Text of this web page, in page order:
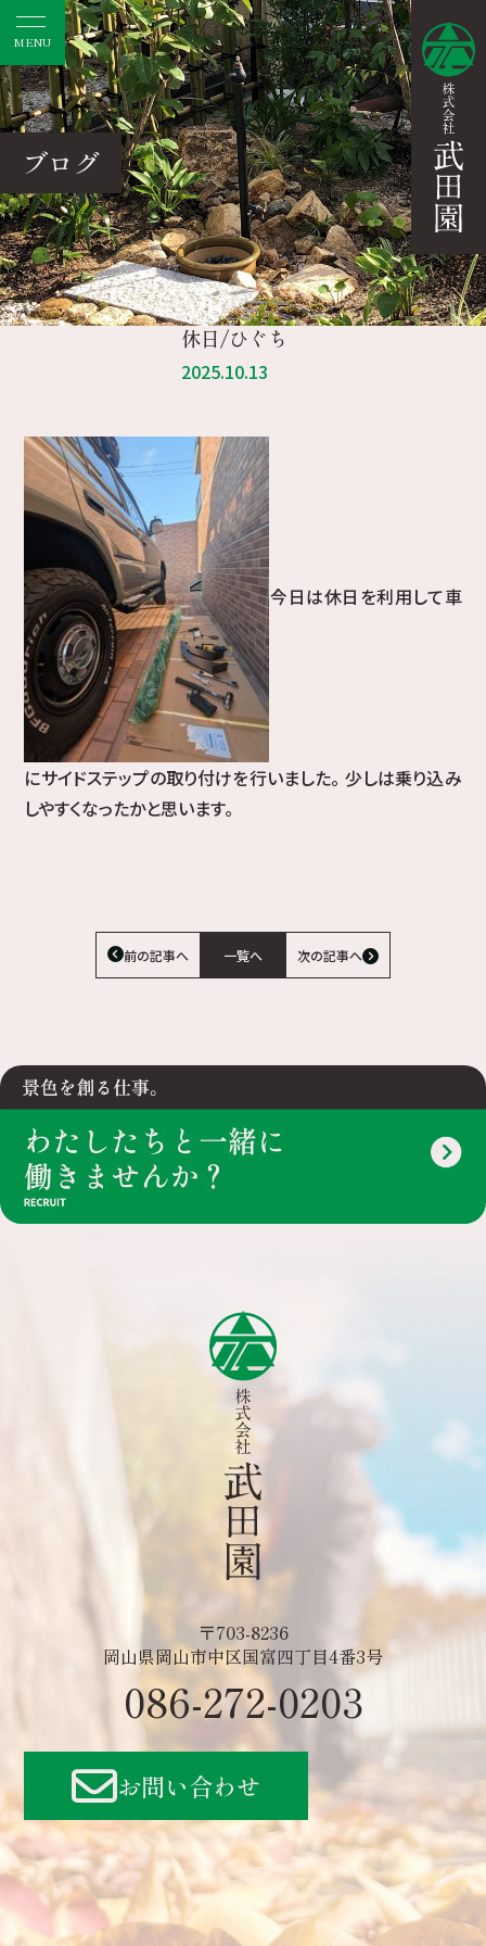
MENU
ブログ
休日/ひぐち
2025.10.13
今日は休日を利用して車
にサイドステップの取り付けを行いました。 少しは乗り込み
しやすくなったかと思います。
前の記事へ 一覧へ 次の記事へ
〒703-8236
岡山県岡山市中区国富四丁目4番3号
086-272-0203
お問い合わせ